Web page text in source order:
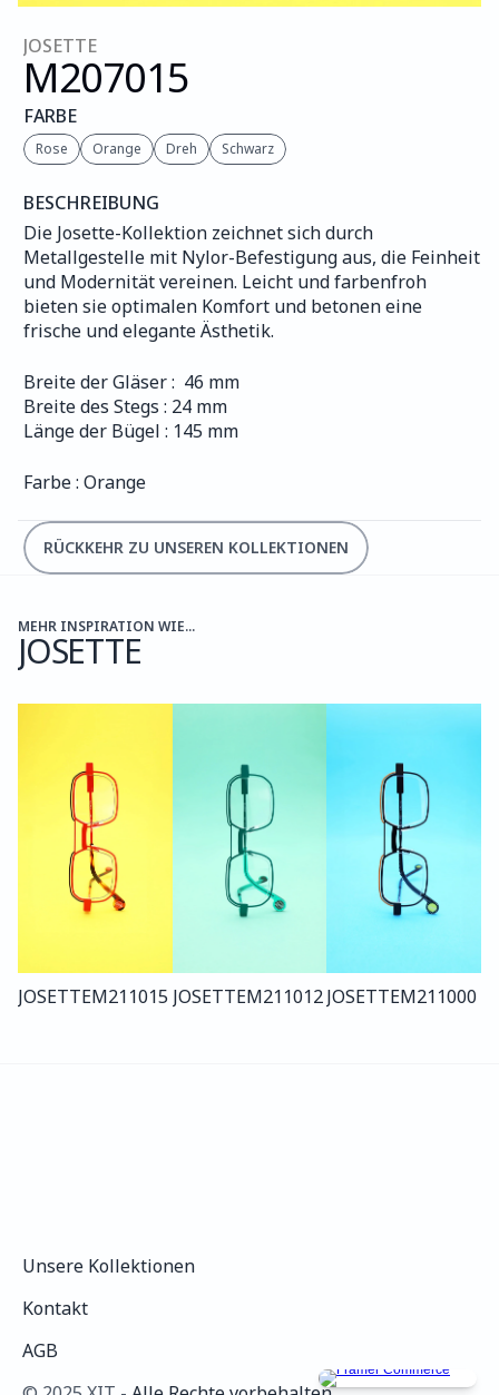
JOSETTE
M207015
FARBE
Rose Orange Dreh Schwarz
BESCHREIBUNG
Die Josette-Kollektion zeichnet sich durch
Metallgestelle mit Nylor-Befestigung aus, die Feinheit
und Modernität vereinen. Leicht und farbenfroh
bieten sie optimalen Komfort und betonen eine
frische und elegante Ästhetik.
Breite der Gläser :  46 mm
Breite des Stegs : 24 mm
Länge der Bügel : 145 mm
Farbe : Orange
RÜCKKEHR ZU UNSEREN KOLLEKTIONEN
MEHR INSPIRATION WIE...
JOSETTE
JOSETTEM211015 JOSETTEM211012JOSETTEM211000
Unsere Kollektionen
Kontakt
AGB